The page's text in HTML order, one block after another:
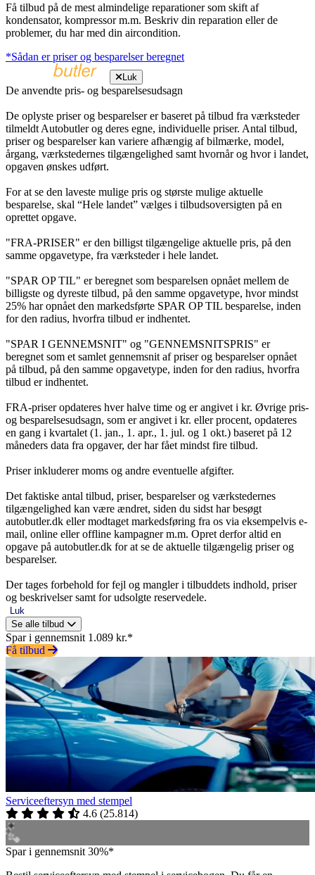
Få tilbud på de mest almindelige reparationer som skift af
kondensator, kompressor m.m. Beskriv din reparation eller de
problemer, du har med din aircondition.
*Sådan er priser og besparelser beregnet
Luk
De anvendte pris- og besparelsesudsagn
De oplyste priser og besparelser er baseret på tilbud fra værksteder
tilmeldt Autobutler og deres egne, individuelle priser. Antal tilbud,
priser og besparelser kan variere afhængig af bilmærke, model,
årgang, værkstedernes tilgængelighed samt hvornår og hvor i landet,
opgaven ønskes udført.
For at se den laveste mulige pris og største mulige aktuelle
besparelse, skal “Hele landet” vælges i tilbudsoversigten på en
oprettet opgave.
"FRA-PRISER" er den billigst tilgængelige aktuelle pris, på den
samme opgavetype, fra værksteder i hele landet.
"SPAR OP TIL" er beregnet som besparelsen opnået mellem de
billigste og dyreste tilbud, på den samme opgavetype, hvor mindst
25% har opnået den markedsførte SPAR OP TIL besparelse, inden
for den radius, hvorfra tilbud er indhentet.
"SPAR I GENNEMSNIT" og "GENNEMSNITSPRIS" er
beregnet som et samlet gennemsnit af priser og besparelser opnået
på tilbud, på den samme opgavetype, inden for den radius, hvorfra
tilbud er indhentet.
FRA-priser opdateres hver halve time og er angivet i kr. Øvrige pris-
og besparelsesudsagn, som er angivet i kr. eller procent, opdateres
en gang i kvartalet (1. jan., 1. apr., 1. jul. og 1 okt.) baseret på 12
måneders data fra opgaver, der har fået mindst fire tilbud.
Priser inkluderer moms og andre eventuelle afgifter.
Det faktiske antal tilbud, priser, besparelser og værkstedernes
tilgængelighed kan være ændret, siden du sidst har besøgt
autobutler.dk eller modtaget markedsføring fra os via eksempelvis e-
mail, online eller offline kampagner m.m. Opret derfor altid en
opgave på autobutler.dk for at se de aktuelle tilgængelig priser og
besparelser.
Der tages forbehold for fejl og mangler i tilbuddets indhold, priser
og beskrivelser samt for udsolgte reservedele.
Luk
Se alle tilbud
Spar i gennemsnit 1.089 kr.*
Få tilbud
Serviceeftersyn med stempel
4.6 (25.814)
Spar i gennemsnit 30%*